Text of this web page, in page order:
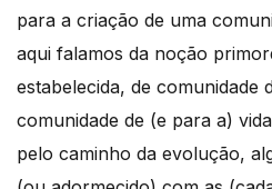
para a criação de uma
aqui falamos da noção
estabelecida, de comunidade
comunidade de (e para a)
pelo caminho da evolução,